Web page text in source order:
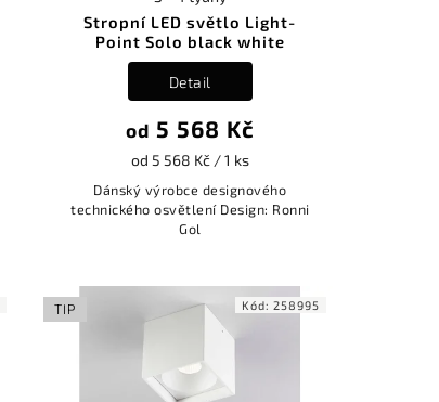
Stropní LED světlo Light-
Point Solo black white
od 5 568 Kč
od 5 568 Kč / 1 ks
Detail
Dánský výrobce designového
technického osvětlení Design: Ronni
Gol
TIP Kód:258995